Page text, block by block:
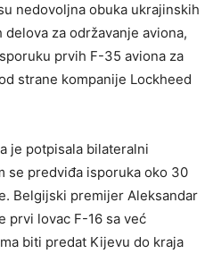
nedovoljna obuka ukrajinskih
za održavanje aviona,
prvih F-35 aviona za
strane kompanije Lockheed
je potpisala bilateralni
se predviđa isporuka oko 30
Belgijski premijer Aleksandar
prvi lovac F-16 sa već
biti predat Kijevu do kraja